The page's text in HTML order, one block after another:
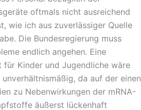
oftmals nicht ausreichend
wie ich aus zuverlässiger Quelle
Die Bundesregierung muss
endlich angehen. Eine
für Kinder und Jugendliche wäre
unverhältnismäßig, da auf der einen
zu Nebenwirkungen der mRNA-
äußerst lückenhaft